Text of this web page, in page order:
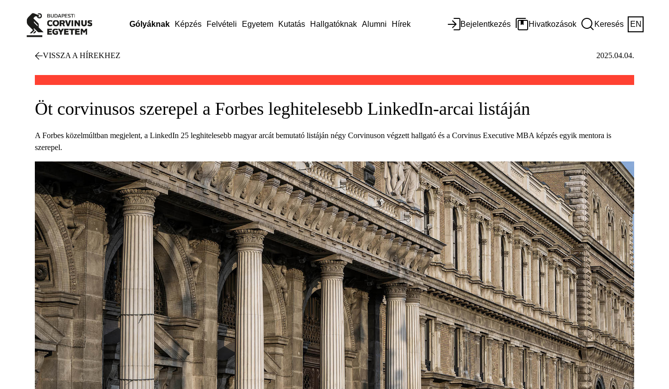
Gólyáknak Képzés Felvételi Egyetem Kutatás Hallgatóknak Alumni Hírek Bejelentkezés Hivatkozások Keresés EN
VISSZA A HÍREKHEZ 2025.04.04.
Öt corvinusos szerepel a Forbes leghitelesebb LinkedIn-arcai listáján
A Forbes közelmúltban megjelent, a LinkedIn 25 leghitelesebb magyar arcát bemutató listáján négy Corvinuson végzett hallgató és a Corvinus Executive MBA képzés egyik mentora is
szerepel.